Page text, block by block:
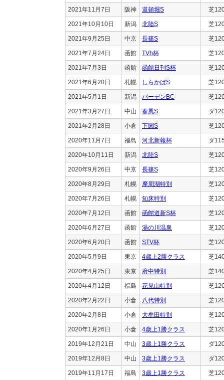
2021年11月7日 阪神 道頓堀S 芝
2021年10月10日 新潟 北陸S 芝
2021年9月25日 中京 長篠S 芝
2021年7月24日 函館 TVh杯 芝
2021年7月3日 函館 函館日刊S杯 芝
2021年6月20日 札幌 しらかばS 芝
2021年5月1日 新潟 バーデンBC 芝
2021年3月27日 中山 春風S ダ
2021年2月28日 小倉 下関S 芝
2020年11月7日 福島 河北新報杯 ダ
2020年10月11日 新潟 北陸S 芝
2020年9月26日 中京 長篠S 芝
2020年8月29日 札幌 摩周湖特別 芝
2020年7月26日 札幌 知床特別 芝
2020年7月12日 函館 函館道新S杯 芝
2020年6月27日 函館 湯の川温泉 芝
2020年6月20日 函館 STV杯 芝
2020年5月9日 東京 4歳上2勝クラス 芝
2020年4月25日 東京 府中特別 芝
2020年4月12日 福島 花見山特別 芝
2020年2月22日 小倉 八代特別 芝
2020年2月8日 小倉 大牟田特別 芝
2020年1月26日 小倉 4歳上1勝クラス 芝
2019年12月21日 中山 3歳上1勝クラス ダ
2019年12月8日 中山 3歳上1勝クラス ダ
2019年11月17日 福島 3歳上1勝クラス 芝